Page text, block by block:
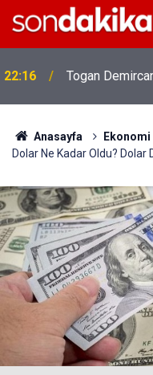
22:16 Togan
Anasayfa Ekonomi
Dolar Ne Kadar Oldu? Dolar